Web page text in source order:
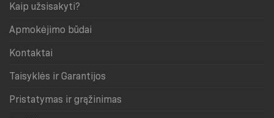
Kaip užsisakyti?
Apmokėjimo būdai
Kontaktai
Taisyklės ir Garantijos
Pristatymas ir grąžinimas